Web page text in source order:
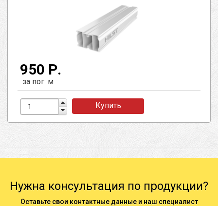
950 Р.
за пог. м
Купить
Нужна консультация по продукции?
Оставьте свои контактные данные и наш специалист